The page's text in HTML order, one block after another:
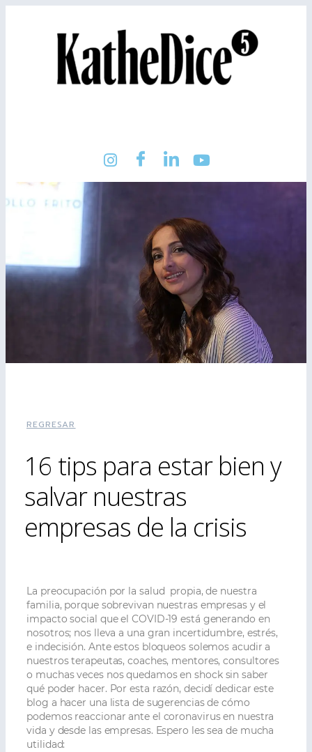
REGRESAR
16 tips para estar bien y
salvar nuestras
empresas de la crisis
La preocupación por la salud propia, de nuestra
familia, porque sobrevivan nuestras empresas y el
impacto social que el COVID-19 está generando en
nosotros; nos lleva a una gran incertidumbre, estrés,
e indecisión. Ante estos bloqueos solemos acudir a
nuestros terapeutas, coaches, mentores, consultores
o muchas veces nos quedamos en shock sin saber
qué poder hacer. Por esta razón, decidí dedicar este
blog a hacer una lista de sugerencias de cómo
podemos reaccionar ante el coronavirus en nuestra
vida y desde las empresas. Espero les sea de mucha
utilidad: